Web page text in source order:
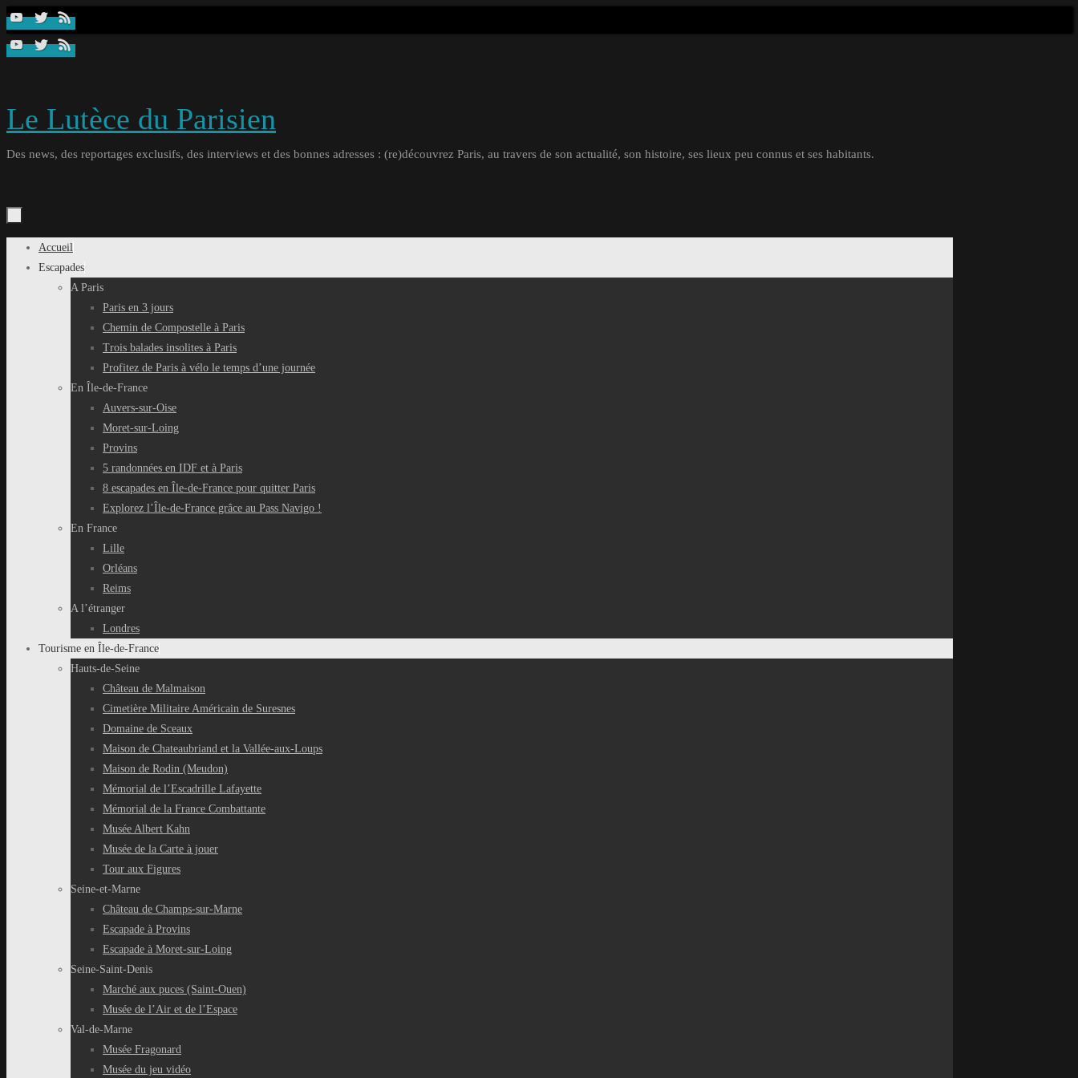
Passer
contenu
Le Lutèce du Parisien
Des news, des reportages exclusifs, des interviews et des bonnes adresses : (re)découvrez Paris, au travers de son actualité, son histoire, ses lieux peu connus et ses habitants.
Passer
Accueil
Escapades
A Paris
Paris en 3 jours
Chemin de Compostelle à Paris
Trois balades insolites à Paris
Profitez de Paris à vélo le temps d’une journée
En Île-de-France
Auvers-sur-Oise
Moret-sur-Loing
Provins
5 randonnées en IDF et à Paris
8 escapades en Île-de-France pour quitter Paris
Explorez l’Île-de-France grâce au Pass Navigo !
En France
Lille
Orléans
Reims
A l’étranger
Londres
Tourisme en Île-de-France
Hauts-de-Seine
Château de Malmaison
Cimetière Militaire Américain de Suresnes
Domaine de Sceaux
Maison de Chateaubriand et la Vallée-aux-Loups
Maison de Rodin (Meudon)
Mémorial de l’Escadrille Lafayette
Mémorial de la France Combattante
Musée Albert Kahn
Musée de la Carte à jouer
Tour aux Figures
Seine-et-Marne
Château de Champs-sur-Marne
Escapade à Provins
Escapade à Moret-sur-Loing
Seine-Saint-Denis
Marché aux puces (Saint-Ouen)
Musée de l’Air et de l’Espace
Val-de-Marne
Musée Fragonard
Musée du jeu vidéo